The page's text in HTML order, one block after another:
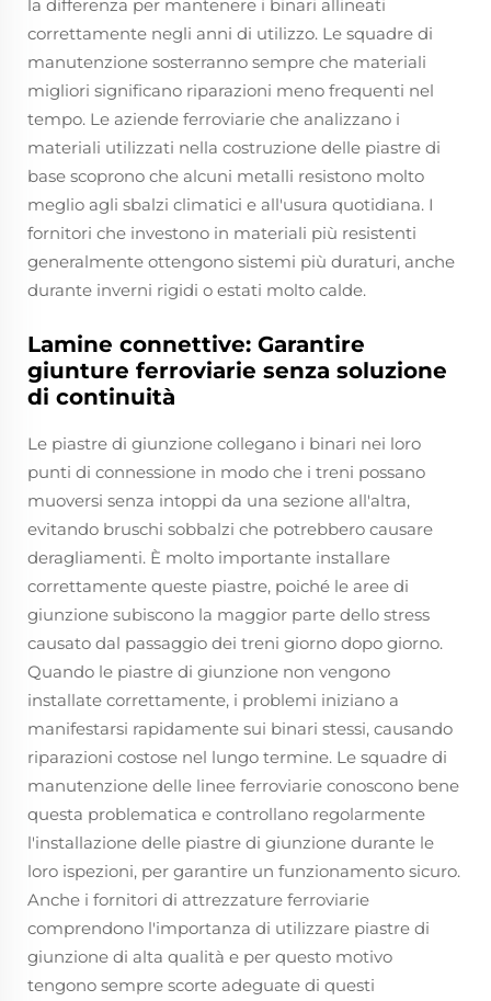
la differenza per mantenere i binari allineati
correttamente negli anni di utilizzo. Le squadre di
manutenzione sosterranno sempre che materiali
migliori significano riparazioni meno frequenti nel
tempo. Le aziende ferroviarie che analizzano i
materiali utilizzati nella costruzione delle piastre di
base scoprono che alcuni metalli resistono molto
meglio agli sbalzi climatici e all'usura quotidiana. I
fornitori che investono in materiali più resistenti
generalmente ottengono sistemi più duraturi, anche
durante inverni rigidi o estati molto calde.
Lamine connettive: Garantire
giunture ferroviarie senza soluzione
di continuità
Le piastre di giunzione collegano i binari nei loro
punti di connessione in modo che i treni possano
muoversi senza intoppi da una sezione all'altra,
evitando bruschi sobbalzi che potrebbero causare
deragliamenti. È molto importante installare
correttamente queste piastre, poiché le aree di
giunzione subiscono la maggior parte dello stress
causato dal passaggio dei treni giorno dopo giorno.
Quando le piastre di giunzione non vengono
installate correttamente, i problemi iniziano a
manifestarsi rapidamente sui binari stessi, causando
riparazioni costose nel lungo termine. Le squadre di
manutenzione delle linee ferroviarie conoscono bene
questa problematica e controllano regolarmente
l'installazione delle piastre di giunzione durante le
loro ispezioni, per garantire un funzionamento sicuro.
Anche i fornitori di attrezzature ferroviarie
comprendono l'importanza di utilizzare piastre di
giunzione di alta qualità e per questo motivo
tengono sempre scorte adeguate di questi